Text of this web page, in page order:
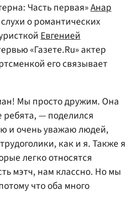
Часть первая»Анар
о романтических
Евгенией
«Газете.Ru» актер
его связывает
Мы просто дружим. Она
— поделился
и очень уважаю людей,
как и я. Также я
легко относятся
мэтч, нам классно. Но мы
что оба много